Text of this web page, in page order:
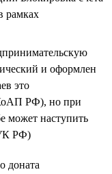
рамках
и оформлен
это
РФ), но при
может наступить
УК РФ)
доната